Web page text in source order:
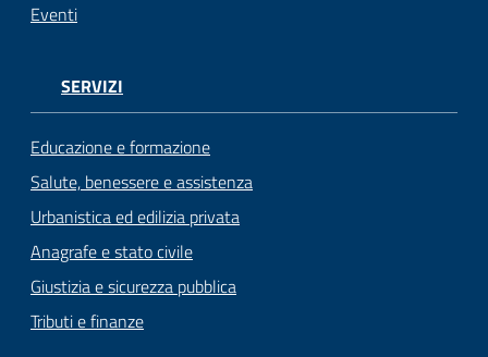
Eventi
SERVIZI
Educazione e formazione
Salute, benessere e assistenza
Urbanistica ed edilizia privata
Anagrafe e stato civile
Giustizia e sicurezza pubblica
Tributi e finanze